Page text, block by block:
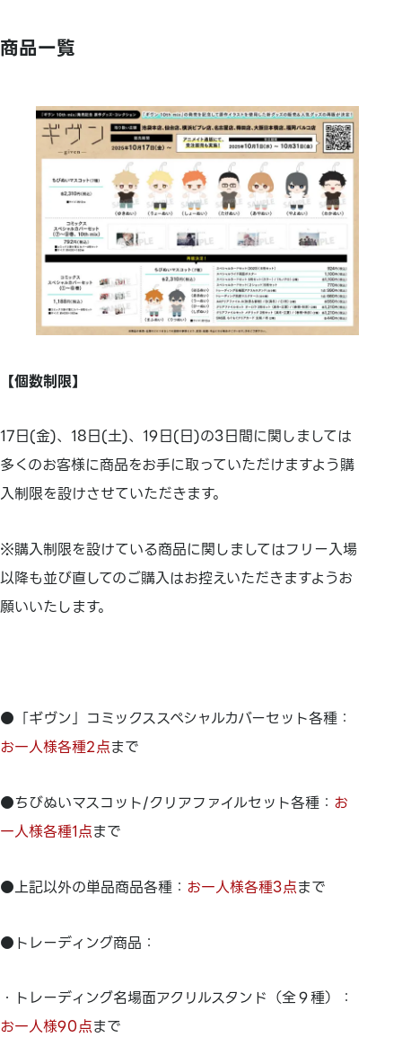
商品一覧
【個数制限】
17日(金)、18日(土)、19日(日)の3日間に関しましては
多くのお客様に商品をお手に取っていただけますよう購
入制限を設けさせていただきます。
※購入制限を設けている商品に関しましてはフリー入場
以降も並び直してのご購入はお控えいただきますようお
願いいたします。
●「ギヴン」コミックススペシャルカバーセット各種：
お一人様各種2点まで
●ちびぬいマスコット/クリアファイルセット各種： お
一人様各種1点まで
●上記以外の単品商品各種： お一人様各種3点まで
●トレーディング商品：
・トレーディング名場面アクリルスタンド（全９種）：
お一人様90点まで